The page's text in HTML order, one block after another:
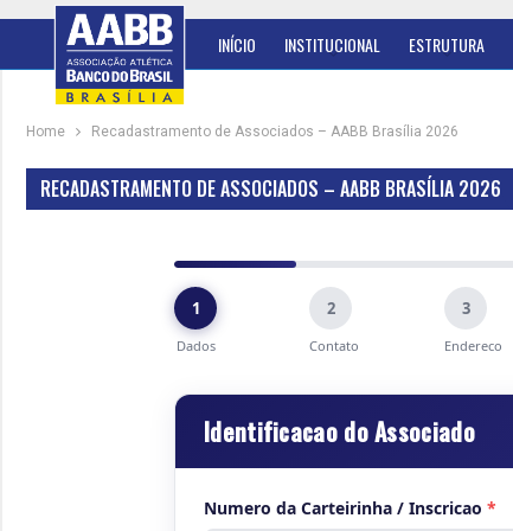
INÍCIO INSTITUCIONAL ESTRUTURA
Home Recadastramento de Associados – AABB Brasília 2026
RECADASTRAMENTO DE ASSOCIADOS – AABB BRASÍLIA 2026
1 2 3
Dados Contato Endereco
Identificacao do Associado
Numero da Carteirinha / Inscricao *